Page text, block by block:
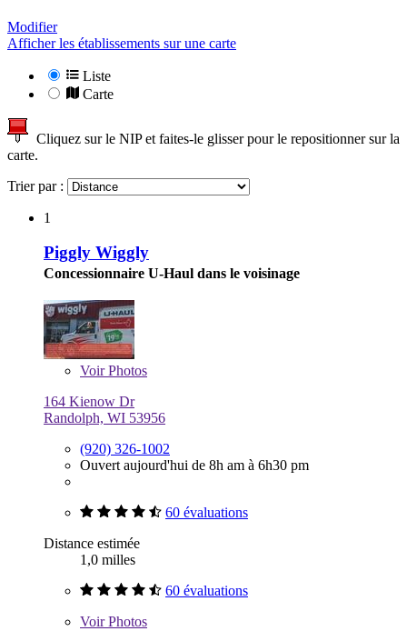
Modifier
Afficher les établissements sur une carte
Liste
Carte
Cliquez sur le NIP et faites-le glisser pour le repositionner sur la
carte.
Trier par :
1
Piggly Wiggly
Concessionnaire U-Haul dans le voisinage
VoirPhotos
164 Kienow Dr
Randolph, WI 53956
(920) 326-1002
Ouvert aujourd'hui de 8h am à 6h30 pm
60 évaluations
Distance estimée
1,0 milles
60 évaluations
VoirPhotos